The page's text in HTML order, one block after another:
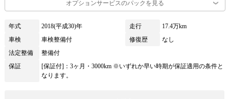
オプションサービスのパックを見る
年式 2018(平成30)年 走行
17.4万km
車検
車検整備付 修復歴
なし
法定整備
整備付
保証
[保証付]：3ヶ月・3000km ※いずれか早い時期が保証適用の条件と
なります。